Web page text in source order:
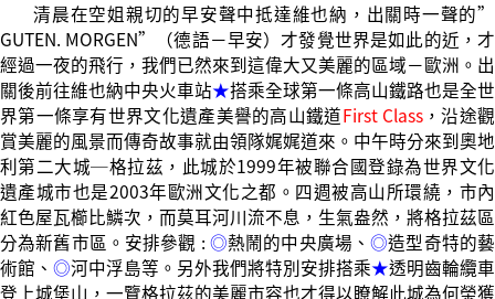
清晨在空姐親切的早安聲中抵達維也納，出關時一聲的”
GUTEN. MORGEN”（德語－早安）才發覺世界是如此的近，才
經過一夜的飛行，我們已然來到這偉大又美麗的區域－歐洲。出
關後前往維也納中央火車站★搭乘全球第一條高山鐵路也是全世
界第一條享有世界文化遺產美譽的高山鐵道First Class，沿途觀
賞美麗的風景而傳奇故事就由領隊娓娓道來。中午時分來到奧地
利第二大城─格拉茲，此城於1999年被聯合國登錄為世界文化
遺產城市也是2003年歐洲文化之都。四週被高山所環繞，市內
紅色屋瓦櫛比鱗次，而莫耳河川流不息，生氣盎然，將格拉茲區
分為新舊市區。安排參觀 : ◎熱鬧的中央廣場、◎造型奇特的藝
術館、 ◎河中浮島等。另外我們將特別安排搭乘★透明齒輪纜車
登上城堡山，一覽格拉茲的美麗市容也才得以瞭解此城為何榮獲